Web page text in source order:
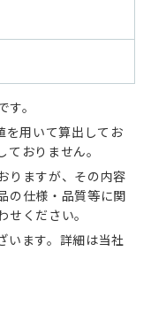
。
を用いて算出してお
おりません。
りますが、その内容
の仕様・品質等に関
ください。
います。詳細は当社